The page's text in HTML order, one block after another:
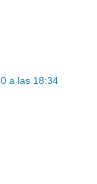
a las 18:34